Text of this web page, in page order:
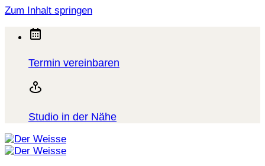
Zum Inhalt springen
Termin vereinbaren
Studio in der Nähe